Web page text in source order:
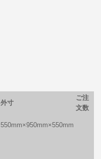
外寸
ご注
文数
550mm×950mm×550mm